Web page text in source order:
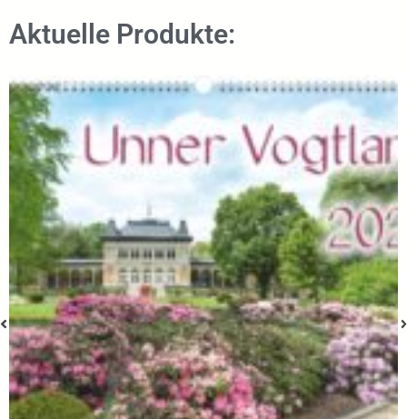
Aktuelle Produkte: